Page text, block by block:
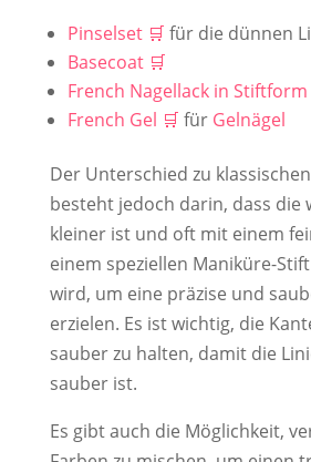
Pinselset
für die dünnen
Basecoat
French Nagellack in Stiftform
French Gel
für Gelnägel
Der Unterschied zu
besteht jedoch darin, dass die
kleiner ist und oft mit einem
einem speziellen Maniküre-
wird, um eine präzise und
erzielen. Es ist wichtig, die
sauber zu halten, damit die
sauber ist.
Es gibt auch die Möglichkeit,